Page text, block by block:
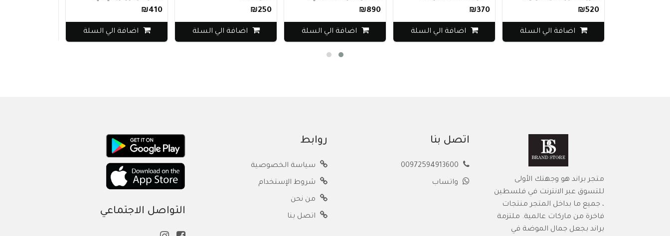
₪520
اضافة الي السلة
₪370
اضافة الي السلة
₪890
اضافة الي السلة
₪250
اضافة الي السلة
₪410
اضافة الي السلة
متجر براند هو وجهتك الأولى
للتسوق عبر الانترنت في فلسطين
، جميع ما بداخل المتجر منتجات
فاخرة من ماركات عالمية. ملتزمة
براند بجعل جمال الموضة في
اتصل بنا
واتساب
روابط
سياسة الخصوصية
شروط الإستخدام
من نحن
اتصل بنا التواصل الاجتماعي